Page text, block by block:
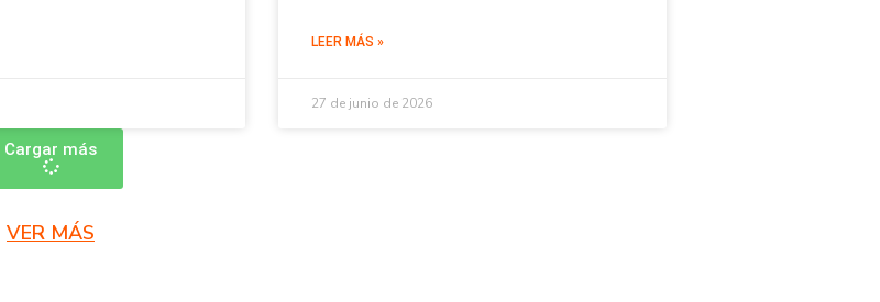
LEER MÁS »
27 de junio de 2026
Cargar más
VER MÁS